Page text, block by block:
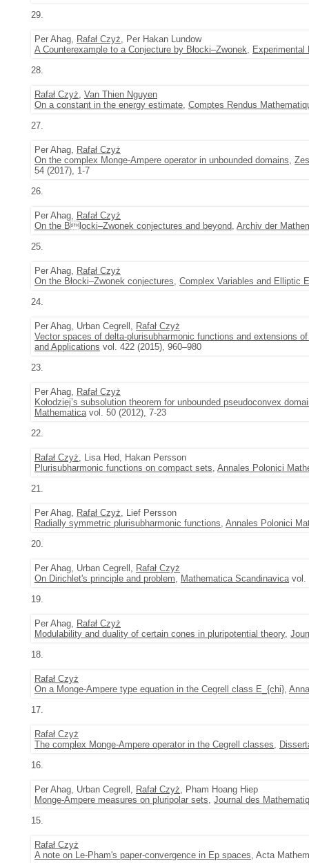
29.
Per Ahag, Rafał Czyż, Per Hakan Lundow
A Counterexample to a Conjecture by Błocki–Zwonek, Experimental
28.
Rafał Czyż, Van Thien Nguyen
On a constant in the energy estimate, Comptes Rendus
27.
Per Ahag, Rafał Czyż
On the complex Monge-Ampere operator in unbounded domains,
54 (2017), 1-7
26.
Per Ahag, Rafał Czyż
On the Blocki–Zwonek conjectures and beyond, Archiv der
25.
Per Ahag, Rafał Czyż
On the Błocki–Zwonek conjectures, Complex Variables and Elliptic
24.
Per Ahag, Urban Cegrell, Rafał Czyż
Vector spaces of delta-plurisubharmonic functions and extensions
and Applications vol. 422 (2015), 960–980
23.
Per Ahag, Rafał Czyż
Kołodziej’s subsolution theorem for unbounded pseudoconvex
Mathematicavol. 50 (2012), 7-23
22.
Rafał Czyż, Lisa Hed, Hakan Persson
Plurisubharmonic functions on compact sets, Annales Polonici
21.
Per Ahag, Rafał Czyż, Lief Persson
Radially symmetric plurisubharmonic functions, Annales Polonici
20.
Per Ahag, Urban Cegrell, Rafał Czyż
On Dirichlet's principle and problem, Mathematica Scandinavicavol.
19.
Per Ahag, Rafał Czyż
Modulability and duality of certain cones in pluripotential theory,
18.
Rafał Czyż
On a Monge-Ampere type equation in the Cegrell class E_{chi},
17.
Rafał Czyż
The complex Monge-Ampere operator in the Cegrell classes,
16.
Per Ahag, Urban Cegrell, Rafał Czyż, Pham Hoang Hiep
Monge-Ampere measures on pluripolar sets, Journal des
15.
Rafał Czyż
A note on Le-Pham's paper-convergence in Ep spaces, Acta